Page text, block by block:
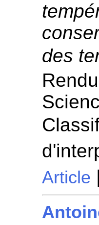
des
Article